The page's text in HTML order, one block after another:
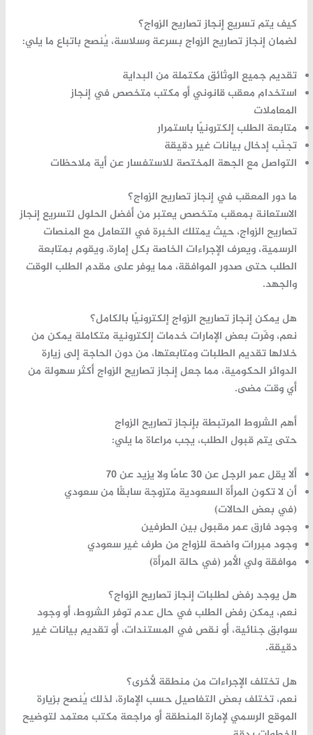
كيف يتم تسريع إنجاز تصاريح الزواج؟
لضمانإنجاز تصاريح الزواج بسرعة وسلاسة، يُنصح باتباع ما يلي:
تقديم جميع الوثائق مكتملة من البداية
استخدام معقب قانوني أو مكتب متخصص في إنجاز
المعاملات
متابعة الطلب إلكترونيًا باستمرار
تجنّب إدخال بيانات غير دقيقة
التواصل مع الجهة المختصة للاستفسار عن أية ملاحظات
ما دور المعقب في إنجاز تصاريح الزواج؟
الاستعانة بمعقب متخصص يعتبر من أفضل الحلول لتسريعإنجاز
تصاريح الزواج، حيث يمتلك الخبرة في التعامل مع المنصات
الرسمية، ويعرف الإجراءات الخاصة بكل إمارة، ويقوم بمتابعة
الطلب حتى صدور الموافقة، مما يوفر على مقدم الطلب الوقت
والجهد.
هل يمكن إنجاز تصاريح الزواج إلكترونيًا بالكامل؟
نعم، وفّرت بعض الإمارات خدمات إلكترونية متكاملة يمكن من
خلالها تقديم الطلبات ومتابعتها، من دون الحاجة إلى زيارة
الدوائر الحكومية، مما جعلإنجاز تصاريح الزواجأكثر سهولة من
أي وقت مضى.
أهم الشروط المرتبطة بإنجاز تصاريح الزواج
حتى يتم قبول الطلب، يجب مراعاة ما يلي:
ألا يقل عمر الرجل عن 30 عامًا ولا يزيد عن 70
أن لا تكون المرأة السعودية متزوجة سابقًا من سعودي
(في بعض الحالات)
وجود فارق عمر مقبول بين الطرفين
وجود مبررات واضحة للزواج من طرف غير سعودي
موافقة ولي الأمر (في حالة المرأة)
هل يوجد رفض لطلبات إنجاز تصاريح الزواج؟
نعم، يمكن رفض الطلب في حال عدم توفر الشروط، أو وجود
سوابق جنائية، أو نقص في المستندات، أو تقديم بيانات غير
دقيقة.
هل تختلف الإجراءات من منطقة لأخرى؟
نعم، تختلف بعض التفاصيل حسب الإمارة، لذلك يُنصح بزيارة
الموقع الرسمي لإمارة المنطقة أو مراجعة مكتب معتمد لتوضيح